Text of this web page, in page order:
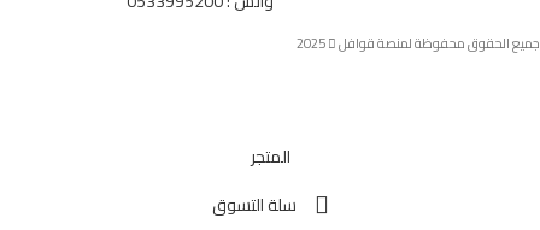
جميع الحقوق محفوظة لمنصة قوافل
المتجر
سلة التسوق